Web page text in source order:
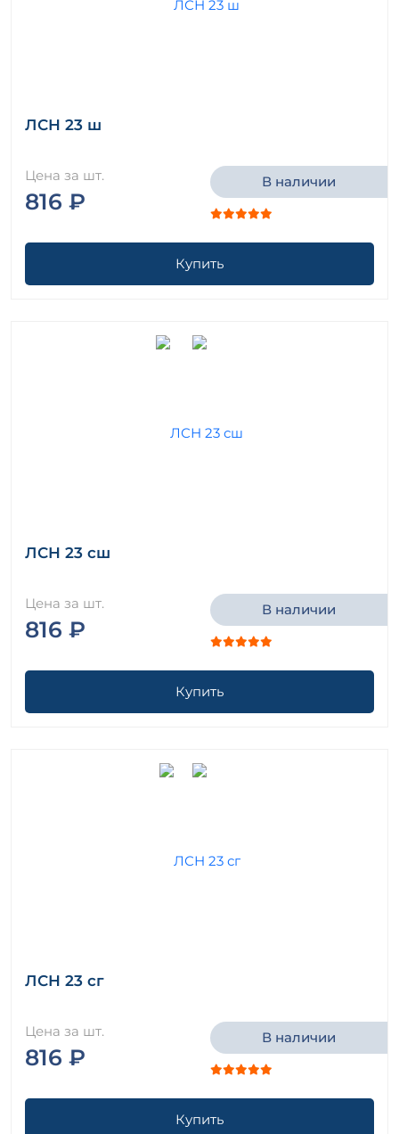
ЛСН 23 ш
Цена за шт.
816 ₽
В наличии
Купить
ЛСН 23 сш
Цена за шт.
816 ₽
В наличии
Купить
ЛСН 23 сг
Цена за шт.
816 ₽
В наличии
Купить